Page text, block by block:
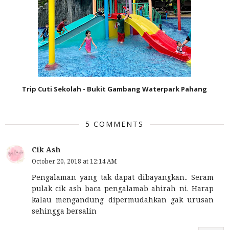
Trip Cuti Sekolah - Bukit Gambang Waterpark Pahang
5 COMMENTS
Cik Ash
October 20, 2018 at 12:14 AM
Pengalaman yang tak dapat dibayangkan.. Seram
pulak cik ash baca pengalamab ahirah ni. Harap
kalau mengandung dipermudahkan gak urusan
sehingga bersalin